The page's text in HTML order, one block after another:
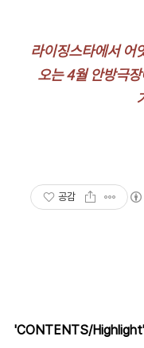
라이징스타에서 어
오는 4월 안방극
공감
'CONTENTS/Highlight'